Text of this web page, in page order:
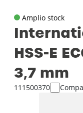
Amplio stock
HSS-E
3‚7 mm
111500370